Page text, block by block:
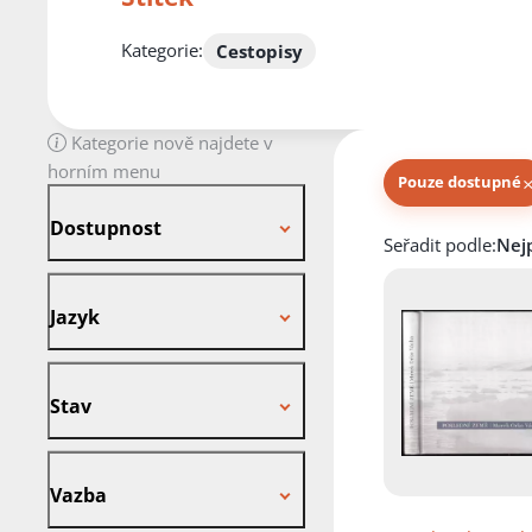
Kategorie: Cestopisy
Kategorie nově najdete v
horním menu
Dostupnost
Jazyk
Stav
Vazba
Pouze dostupné
Knihy autora
Seřadit podle: